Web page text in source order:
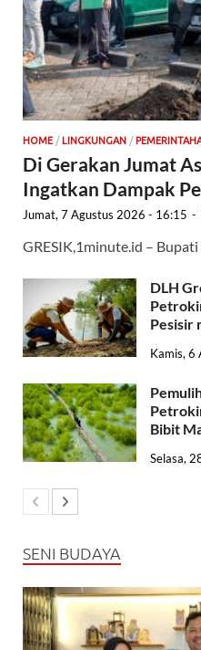
HOME / LINGKUNGAN /
Di Gerakan Jumat
Ingatkan Dampak
Jumat, 7 Agustus 2026 - 16:15 -
GRESIK,1minute.id –
DLH
Pesisir
Kamis, 6
Bibit
Selasa,
SENI BUDAYA